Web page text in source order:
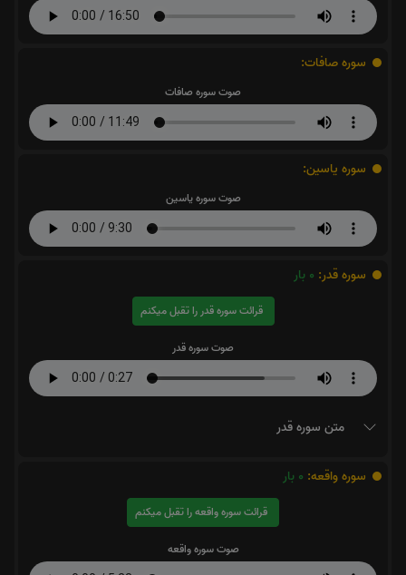
سوره صافات:
صوت سوره صافات
سوره یاسین:
صوت سوره یاسین
سوره قدر: 0 بار
قرائت سوره قدر را تقبل میکنم
صوت سوره قدر
متن سوره قدر
سوره واقعه: 0 بار
قرائت سوره واقعه را تقبل میکنم
صوت سوره واقعه